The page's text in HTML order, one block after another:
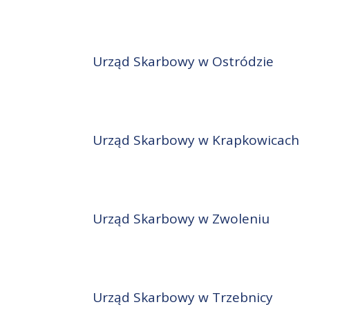
Urząd Skarbowy w Ostródzie
Urząd Skarbowy w Krapkowicach
Urząd Skarbowy w Zwoleniu
Urząd Skarbowy w Trzebnicy